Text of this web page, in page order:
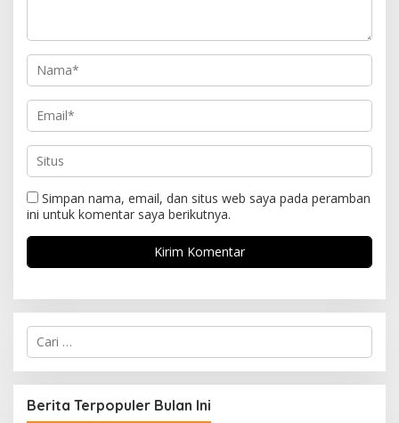
Simpan nama, email, dan situs web saya pada peramban
ini untuk komentar saya berikutnya.
C
i
u
n
Berita Terpopuler Bulan Ini